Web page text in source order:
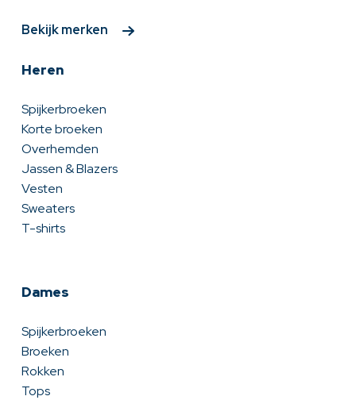
Bekijk merken
Heren
Spijkerbroeken
Korte broeken
Overhemden
Jassen & Blazers
Vesten
Sweaters
T-shirts
Dames
Spijkerbroeken
Broeken
Rokken
Tops